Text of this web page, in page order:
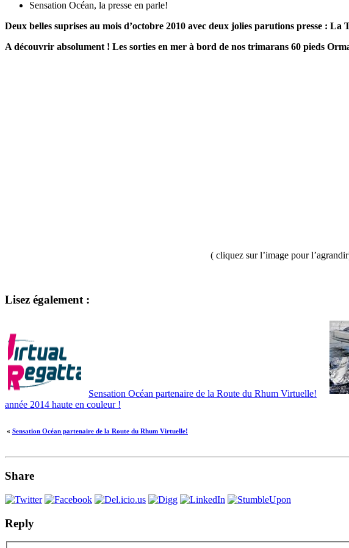
Sensation Océan, la presse en parle!
Deux belles suprises au mois d’octobre 2010 avec deux jolies parutions presse :
A découvrir absolument ! Les sorties en mer à bord de nos trimarans 60 pieds
( cliquez sur l’image pour
Lisez également :
Sensation Océan partenaire de la Route du Rhum Virtuelle!
année 2014 haute en couleur !
« Sensation Océan partenaire de la Route du Rhum Virtuelle!
Share
Reply